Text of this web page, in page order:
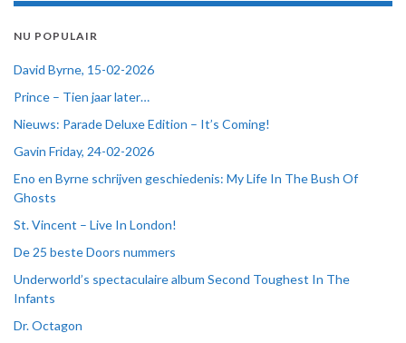
NU POPULAIR
David Byrne, 15-02-2026
Prince – Tien jaar later…
Nieuws: Parade Deluxe Edition – It’s Coming!
Gavin Friday, 24-02-2026
Eno en Byrne schrijven geschiedenis: My Life In The Bush Of
Ghosts
St. Vincent – Live In London!
De 25 beste Doors nummers
Underworld’s spectaculaire album Second Toughest In The
Infants
Dr. Octagon